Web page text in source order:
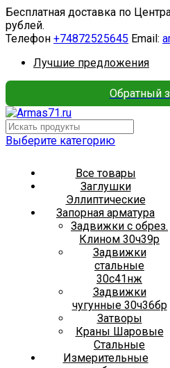
Бесплатная доставка по
рублей.
Телефон +74872525645 Email:
Лучшие предложения
Обратный
Выберите категорию
Все товары
Заглушки
Эллиптические
Запорная арматура
Задвижки с обрез.
Клином 30ч39р
Задвижки
стальные
30с41нж
Задвижки
чугунные 30ч36бр
Затворы
Краны Шаровые
Стальные
Измерительные